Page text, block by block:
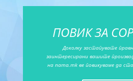
ПОВИК ЗА
Доколку застапувате
заинтересирани вашите
на nama.mk ве повикуваме да